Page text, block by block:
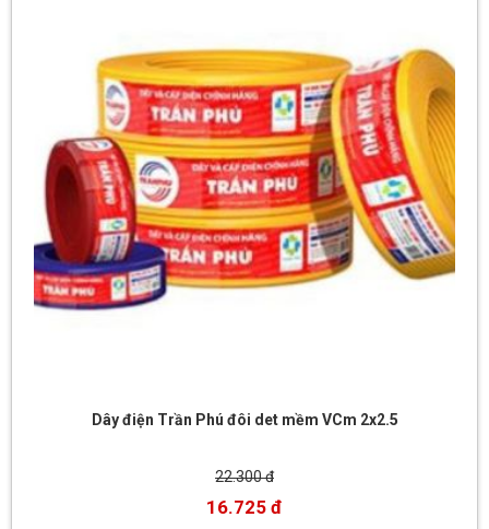
Dây điện Trần Phú đôi det mềm VCm 2x2.5
22.300 đ
16.725 đ